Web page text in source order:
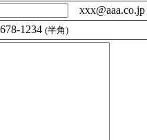
xxx@aaa.co.jp
1234 (半角)